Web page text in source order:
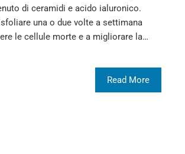
di ceramidi e acido ialuronico.
una o due volte a settimana
le cellule morte e a migliorare la…
Read More